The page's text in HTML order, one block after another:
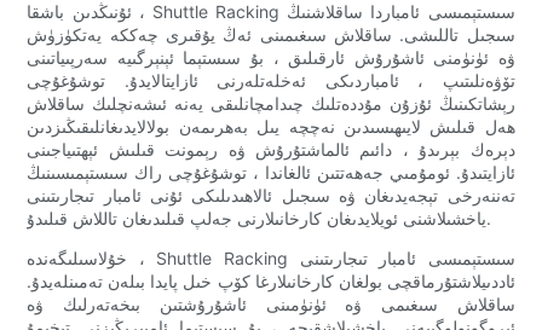
ئۇنىڭدىن باشقا ، Shuttle Racking سىستېمىسى ئامباردا ساقلاشنىڭ
سىجىل تاللىشى. ساقلاش سىغىمىنى ئەڭ يۇقىرى چەككە يەتكۈزۈش
ۋە ئۈنۈمنى ئاشۇرۇش ئارقىلىق ، بۇ سىستېما ئېنېرگىيە سەرپىياتىنى
تۆۋەنلىتىپ ، ئامباردىكى ئەخلەتلەرنى ئازايتالايدۇ. توشۇغۇچى
رېشاتكىنىڭ ئۇزۇن مۇددەتلىك چىدامچانلىقى يەنە ئىشەنچلىك ساقلاش
ھەل قىلىش لايىھىسىدىن نەچچە يىل بەھرىمەن بولالايدىغانلىقىڭىزدىن
دېرەك بېرىدۇ ، دائىم ئالماشتۇرۇش ۋە رېمونت قىلىش ئېھتىياجىنى
ئازايتىدۇ. ئومۇمىي جەھەتتىن ئالغاندا ، توشۇغۇچى راك سىستېمىسىنىڭ
تەننەرخى تېجەيدىغان ۋە سىجىل ئالاھىدىلىكى ئۇنى ئامبار تىجارىتىنى
ياخشىلاشنى ئويلايدىغان كارخانىلارنى جەلپ قىلىدىغان تاللاش قىلىدۇ.
خۇلاسىلىگەندە ، Shuttle Racking سىستېمىسى ئامبار تىجارىتىنى
ئاددىيلاشتۇرماقچى بولغان كارخانىلارغا كۆپ خىل پايدا بىلەن تەمىنلەيدۇ.
ساقلاش سىغىمى ۋە ئۈنۈمىنى ئاشۇرۇشتىن بىخەتەرلىك ۋە